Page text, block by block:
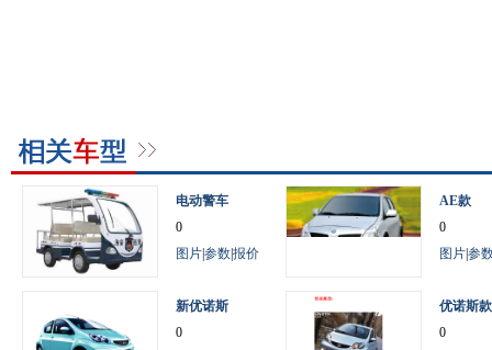
电动警车
0
图片参数报价
AE款
0
图片参
新优诺斯
0
优诺斯款
0